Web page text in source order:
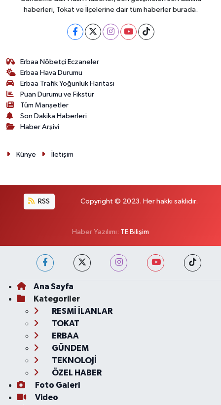
haberleri, Tokat ve İlçelerine dair tüm haberler burada.
Erbaa Nöbetçi Eczaneler
Erbaa Hava Durumu
Erbaa Trafik Yoğunluk Haritası
Puan Durumu ve Fikstür
Tüm Manşetler
Son Dakika Haberleri
Haber Arşivi
Künye İletişim
RSS Copyright © 2023. Her hakkı saklıdır.
Haber Yazılımı: TE Bilişim
Ana Sayfa
Kategoriler
RESMİ İLANLAR
TOKAT
ERBAA
GÜNDEM
TEKNOLOJİ
ÖZEL HABER
Foto Galeri
Video